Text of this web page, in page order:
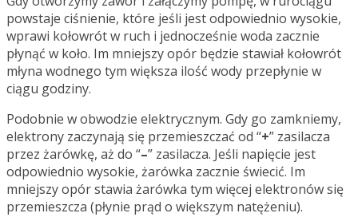
powstaje ciśnienie, które jeśli jest odpowiednio wysokie,
wprawi kołowrót w ruch i jednocześnie woda zacznie
płynąć w koło. Im mniejszy opór będzie stawiał kołowrót
młyna wodnego tym większa ilość wody przepłynie w
ciągu godziny.
Podobnie w obwodzie elektrycznym. Gdy go zamkniemy,
elektrony zaczynają się przemieszczać od “+” zasilacza
przez żarówkę, aż do “–” zasilacza. Jeśli napięcie jest
odpowiednio wysokie, żarówka zacznie świecić. Im
mniejszy opór stawia żarówka tym więcej elektronów się
przemieszcza (płynie prąd o większym natężeniu).